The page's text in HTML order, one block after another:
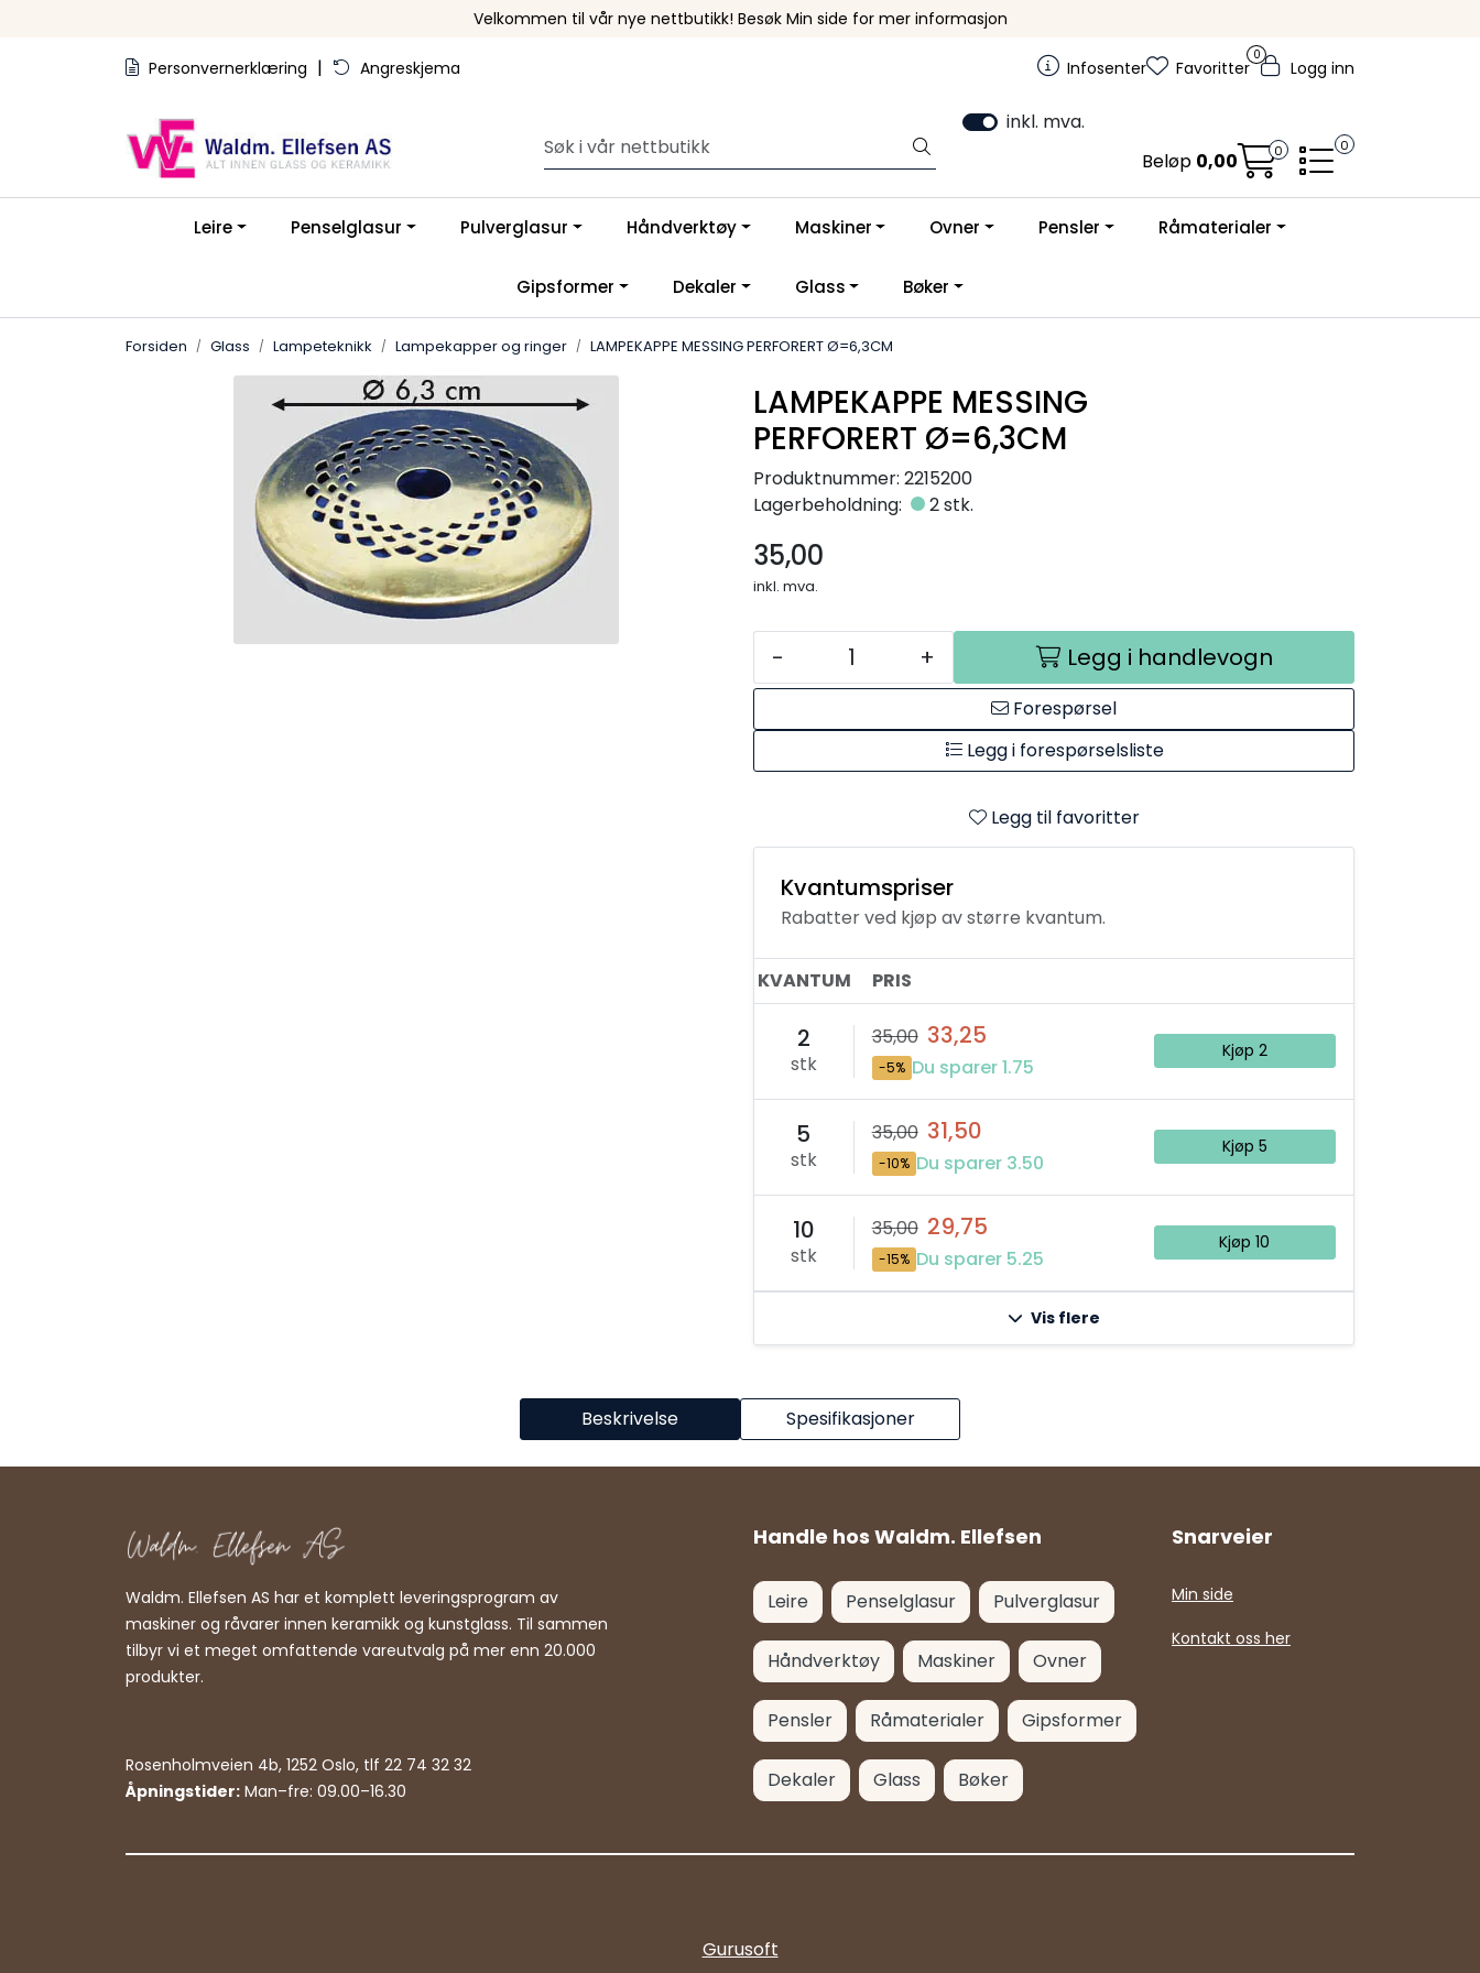
Velkommen til vår nye nettbutikk! Besøk Min side for mer informasjon
Personvernerklæring | Angreskjema Infosenter
0
Favoritter Logg inn
inkl. mva.
Beløp 0,00 0 0
Leire Penselglasur Pulverglasur Håndverktøy Maskiner Ovner Pensler Råmaterialer
Gipsformer Dekaler Glass Bøker
Forsiden Glass Lampeteknikk Lampekapper og ringer LAMPEKAPPE MESSING PERFORERT Ø=6,3CM
LAMPEKAPPE MESSING
PERFORERT Ø=6,3CM
Produktnummer: 2215200
Lagerbeholdning:
2 stk.
35,00
inkl. mva.
- + Legg i handlevogn
Forespørsel
Legg i forespørselsliste
Legg til favoritter
Kvantumspriser
Rabatter ved kjøp av større kvantum.
KVANTUM PRIS
2
stk
35,00 33,25
-5% Du sparer 1.75
Kjøp 2
5
stk
35,00 31,50
-10% Du sparer 3.50
Kjøp 5
10
stk
35,00 29,75
-15% Du sparer 5.25
Kjøp 10
Vis flere
Beskrivelse Spesifikasjoner
Handle hos Waldm. Ellefsen
Waldm. Ellefsen AS har et komplett leveringsprogram av
maskiner og råvarer innen keramikk og kunstglass. Til sammen
tilbyr vi et meget omfattende vareutvalg på mer enn 20.000
produkter.
Rosenholmveien 4b, 1252 Oslo, tlf 22 74 32 32
Åpningstider: Man–fre: 09.00–16.30
Leire Penselglasur Pulverglasur
Håndverktøy Maskiner Ovner
Pensler Råmaterialer Gipsformer
Dekaler Glass Bøker
Snarveier
Min side
Kontakt oss her
Gurusoft